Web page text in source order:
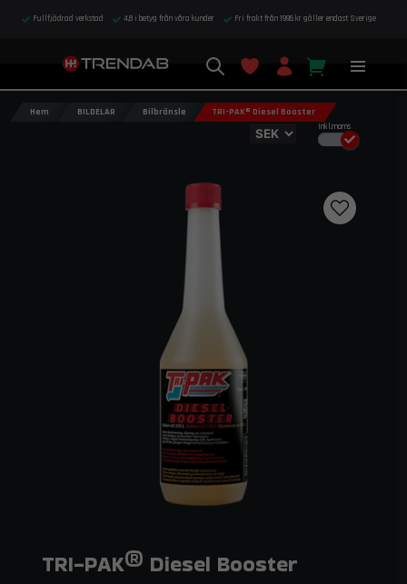
Fullfjädrad verkstad 4,8 i betyg från våra kunder Fri frakt från 1995 kr gäller endast Sverige
Inkl.moms
Hem BILDELAR Bilbränsle TRI-PAK® Diesel Booster
TRI-PAK® Diesel Booster